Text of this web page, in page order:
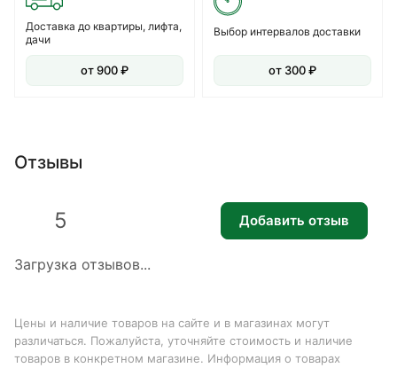
Доставка до квартиры, лифта,
дачи
от 900 ₽
Выбор интервалов доставки
от 300 ₽
Отзывы
Загрузка отзывов...
5 Добавить отзыв
Цены и наличие товаров на сайте и в магазинах могут
различаться. Пожалуйста, уточняйте стоимость и наличие
товаров в конкретном магазине. Информация о товарах